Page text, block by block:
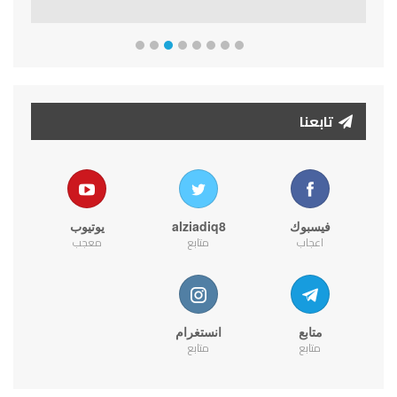
تابعنا
فيسبوك
اعجاب
alziadiq8
متابع
يوتيوب
معجب
متابع
متابع
انستغرام
متابع